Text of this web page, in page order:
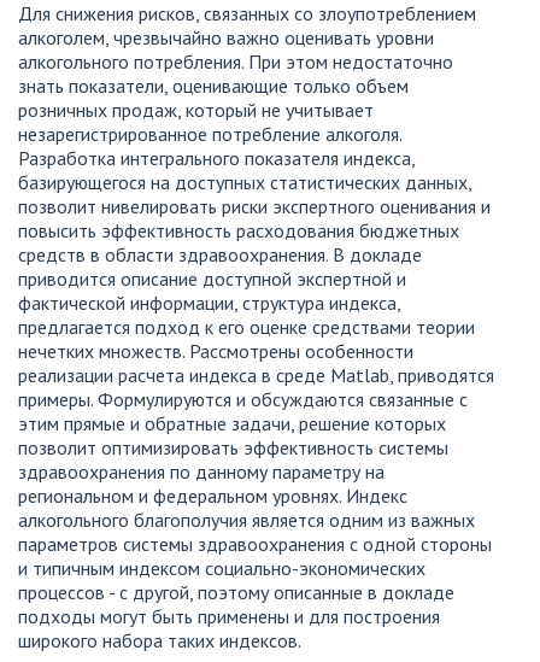
Для снижения рисков, связанных со злоупотреблением
алкоголем, чрезвычайно важно оценивать уровни
алкогольного потребления. При этом недостаточно
знать показатели, оценивающие только объем
розничных продаж, который не учитывает
незарегистрированное потребление алкоголя.
Разработка интегрального показателя индекса,
базирующегося на доступных статистических данных,
позволит нивелировать риски экспертного оценивания и
повысить эффективность расходования бюджетных
средств в области здравоохранения. В докладе
приводится описание доступной экспертной и
фактической информации, структура индекса,
предлагается подход к его оценке средствами теории
нечетких множеств. Рассмотрены особенности
реализации расчета индекса в среде Matlab, приводятся
примеры. Формулируются и обсуждаются связанные с
этим прямые и обратные задачи, решение которых
позволит оптимизировать эффективность системы
здравоохранения по данному параметру на
региональном и федеральном уровнях. Индекс
алкогольного благополучия является одним из важных
параметров системы здравоохранения с одной стороны
и типичным индексом социально-экономических
процессов - с другой, поэтому описанные в докладе
подходы могут быть применены и для построения
широкого набора таких индексов.